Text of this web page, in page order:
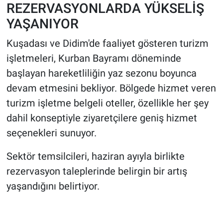
REZERVASYONLARDA YÜKSELİŞ
YAŞANIYOR
Kuşadası ve Didim'de faaliyet gösteren turizm
işletmeleri, Kurban Bayramı döneminde
başlayan hareketliliğin yaz sezonu boyunca
devam etmesini bekliyor. Bölgede hizmet veren
turizm işletme belgeli oteller, özellikle her şey
dahil konseptiyle ziyaretçilere geniş hizmet
seçenekleri sunuyor.
Sektör temsilcileri, haziran ayıyla birlikte
rezervasyon taleplerinde belirgin bir artış
yaşandığını belirtiyor.